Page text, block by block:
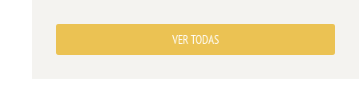
VER TODAS